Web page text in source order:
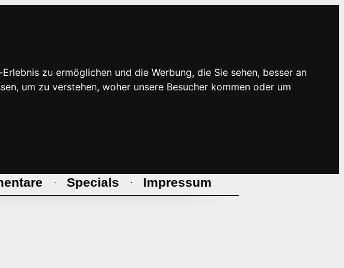
zu ermöglichen und die Werbung, die Sie sehen, besser an
um zu verstehen, woher unsere Besucher kommen oder um
· Specials · Impressum